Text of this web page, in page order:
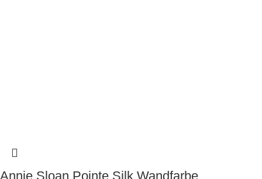
Annie Sloan Pointe Silk Wandfarbe